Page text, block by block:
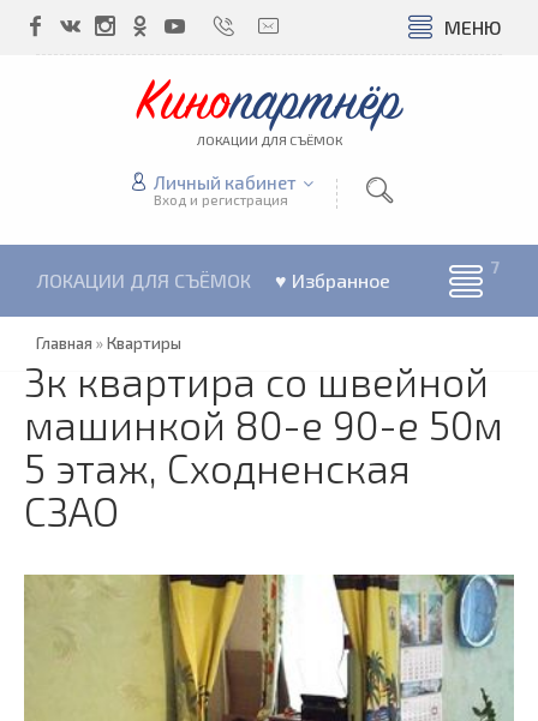
МЕНЮ
Кинопартнёр
ЛОКАЦИИ ДЛЯ СЪЁМОК
Личный кабинет
Вход и регистрация
ЛОКАЦИИ ДЛЯ СЪЁМОК ♥ Избранное
Главная »Квартиры
3к квартира со швейной
машинкой 80-е 90-е 50м
5 этаж, Сходненская
СЗАО